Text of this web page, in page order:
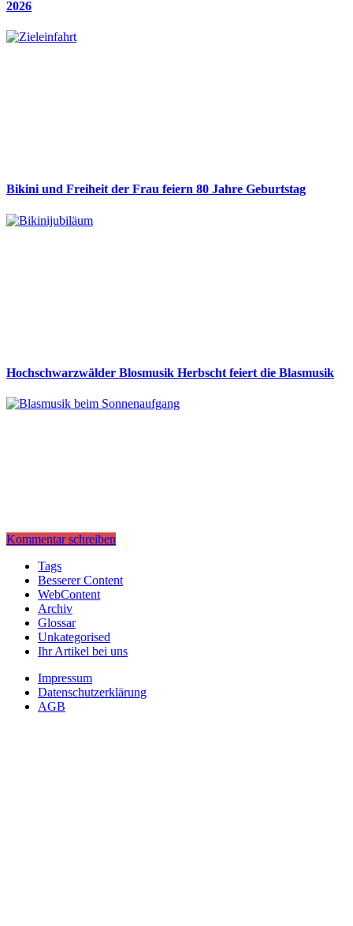
2026
Bikini und Freiheit der Frau feiern 80 Jahre Geburtstag
Hochschwarzwälder Blosmusik Herbscht feiert die Blasmusik
Kommentar schreiben
Tags
Besserer Content
WebContent
Archiv
Glossar
Unkategorised
Ihr Artikel bei uns
Impressum
Datenschutzerklärung
AGB